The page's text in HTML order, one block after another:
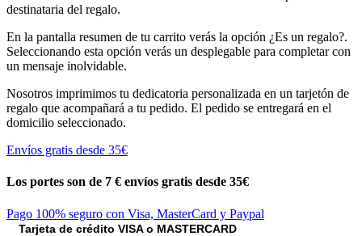
destinataria del regalo.
En la pantalla resumen de tu carrito verás la opción ¿Es un regalo?.
Seleccionando esta opción verás un desplegable para completar con
un mensaje inolvidable.
Nosotros imprimimos tu dedicatoria personalizada en un tarjetón de
regalo que acompañará a tu pedido. El pedido se entregará en el
domicilio seleccionado.
Envíos gratis desde 35€
Los portes son de 7 € envíos gratis desde 35€
Pago 100% seguro con Visa, MasterCard y Paypal
Tarjeta de crédito VISA o MASTERCARD